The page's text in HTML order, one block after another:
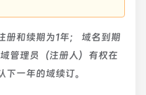
和续期为1年； 域名到期
管理员（注册人）有权在
一年的域续订。